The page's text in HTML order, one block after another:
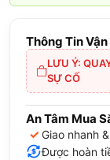
Thông Tin
LƯU Ý:
SỰ CỐ
An Tâm Mua
✓ Giao nhanh
Được hoàn